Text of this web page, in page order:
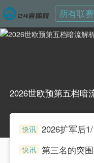
所有联赛
快讯
快讯